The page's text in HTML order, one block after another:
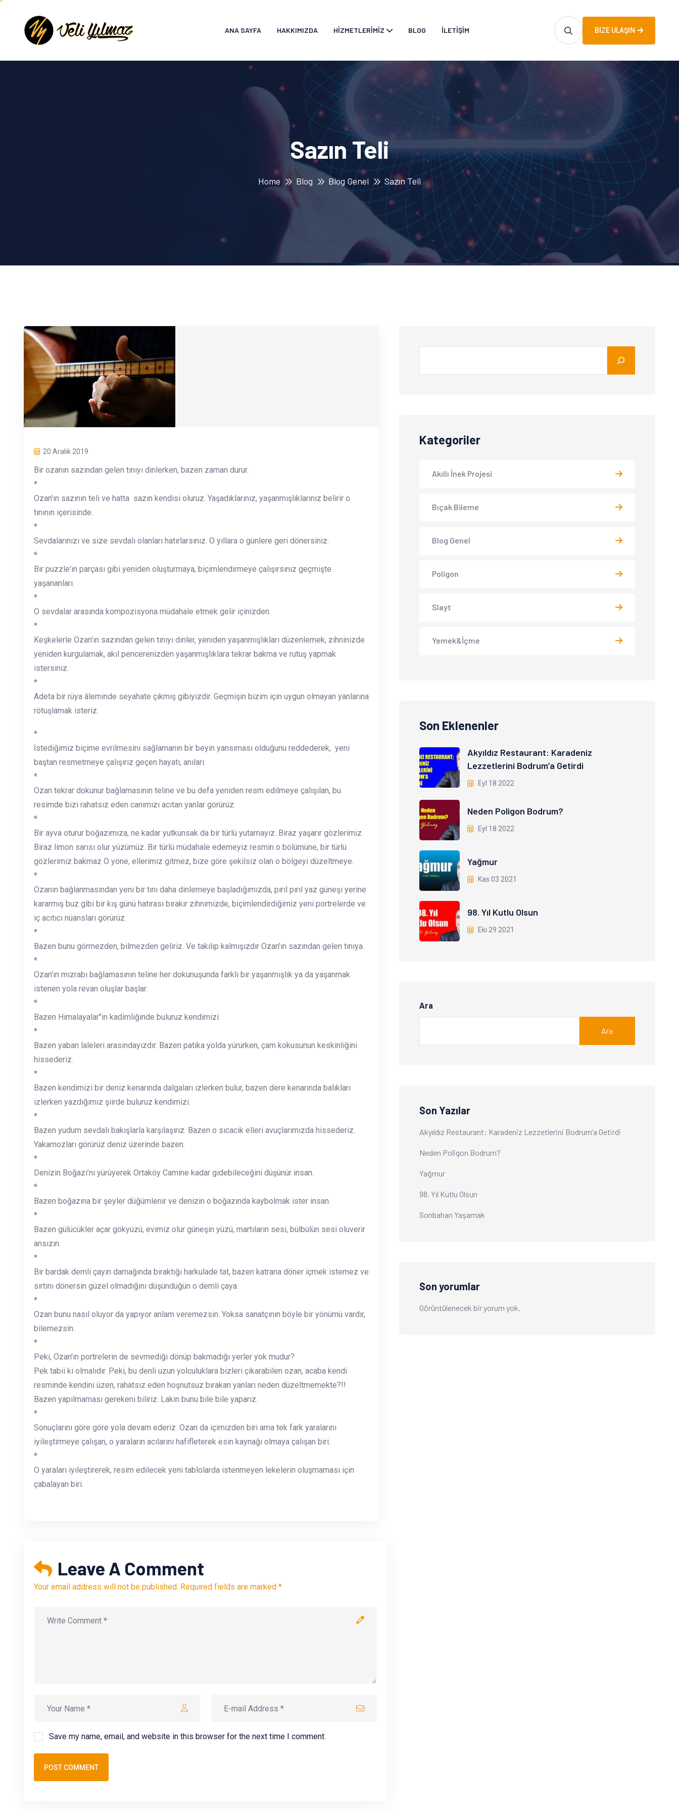
ANA SAYFA HAKKIMIZDA HIZMETLERIMIZ BLOG İLETIŞIM BIZE ULAŞIN
Sazın Teli
Home Blog Blog Genel Sazın Teli
20 Aralık 2019
Bir ozanın sazından gelen tınıyı dinlerken, bazen zaman durur.
*
Ozan'ın sazının teli ve hatta sazın kendisi oluruz. Yaşadıklarınız, yaşanmışlıklarınız belirir o
tınının içerisinde.
*
Sevdalarınızı ve size sevdalı olanları hatırlarsınız. O yıllara o günlere geri dönersiniz.
*
Bir puzzle'ın parçası gibi yeniden oluşturmaya, biçimlendirmeye çalışırsınız geçmişte
yaşananları.
*
O sevdalar arasında kompozisyona müdahale etmek gelir içinizden.
*
Keşkelerle Ozan'ın sazından gelen tınıyı dinler, yeniden yaşanmışlıkları düzenlemek, zihninizde
yeniden kurgulamak, akıl pencerenizden yaşanmışlıklara tekrar bakma ve rutuş yapmak
istersiniz.
*
Adeta bir rüya âleminde seyahate çıkmış gibiyizdir. Geçmişin bizim için uygun olmayan yanlarına
rötuşlamak isteriz.
*
İstediğimiz biçime evrilmesini sağlamanın bir beyin yansıması olduğunu reddederek, yeni
baştan resmetmeye çalışırız geçen hayatı, anıları.
*
Ozan tekrar dokunur bağlamasının teline ve bu defa yeniden resm edilmeye çalışılan, bu
resimde bizi rahatsız eden canımızı acıtan yanlar görürüz.
*
Bir ayva oturur boğazımıza, ne kadar yutkunsak da bir türlü yutamayız. Biraz yaşarır gözlerimiz.
Biraz limon sarısı olur yüzümüz. Bir türlü müdahale edemeyiz resmin o bölümüne, bir türlü
gözlerimiz bakmaz O yöne, ellerimiz gitmez, bize göre şekilsiz olan o bölgeyi düzeltmeye.
*
Ozanın bağlanmasından yeni bir tını daha dinlemeye başladığımızda, pırıl pırıl yaz güneşi yerine
kararmış buz gibi bir kış günü hatırası bırakır zihnimizde, biçimlendirdiğimiz yeni portrelerde ve
iç acıtıcı nüansları görürüz.
*
Bazen bunu görmezden, bilmezden geliriz. Ve takılıp kalmışızdır Ozan'ın sazından gelen tınıya.
*
Ozan'ın mızrabı bağlamasının teline her dokunuşunda farklı bir yaşanmışlık ya da yaşanmak
istenen yola revan oluşlar başlar.
*
Bazen Himalayalar"ın kadimliğinde buluruz kendimizi.
*
Bazen yaban laleleri arasındayızdır. Bazen patika yolda yürürken, çam kokusunun keskinliğini
hissederiz.
*
Bazen kendimizi bir deniz kenarında dalgaları izlerken bulur, bazen dere kenarında balıkları
izlerken yazdığımız şiirde buluruz kendimizi.
*
Bazen yudum sevdalı bakışlarla karşılaşırız. Bazen o sıcacık elleri avuçlarımızda hissederiz.
Yakamozları görürüz deniz üzerinde bazen.
*
Denizin Boğazı’nı yürüyerek Ortaköy Camine kadar gidebileceğini düşünür insan.
*
Bazen boğazına bir şeyler düğümlenir ve denizin o boğazında kaybolmak ister insan.
*
Bazen gülücükler açar gökyüzü, evimiz olur güneşin yüzü, martıların sesi, bülbülün sesi oluverir
ansızın.
*
Bir bardak demli çayın damağında bıraktığı harkulade tat, bazen katrana döner içmek istemez ve
sırtını dönersin güzel olmadığını düşündüğün o demli çaya.
*
Ozan bunu nasıl oluyor da yapıyor anlam veremezsin. Yoksa sanatçının böyle bir yönümü vardır,
bilemezsin.
*
Peki, Ozan'ın portrelerin de sevmediği dönüp bakmadığı yerler yok mudur?
Pek tabii ki olmalıdır. Peki, bu denli uzun yolculuklara bizleri çıkarabilen ozan, acaba kendi
resminde kendini üzen, rahatsız eden hoşnutsuz bırakan yanları neden düzeltmemekte?!!
Bazen yapılmaması gerekeni biliriz. Lakin bunu bile bile yaparız.
*
Sonuçlarını göre göre yola devam ederiz. Ozan da içimizden biri ama tek fark yaralarını
iyileştirmeye çalışan, o yaraların acılarını hafifleterek esin kaynağı olmaya çalışan biri.
*
O yaraları iyileştirerek, resim edilecek yeni tablolarda istenmeyen lekelerin oluşmaması için
çabalayan biri.
Leave A Comment
Your email address will not be published. Required fields are marked *
Save my name, email, and website in this browser for the next time I comment.
POST COMMENT
Kategoriler
Akıllı İnek Projesi
Bıçak Bileme
Blog Genel
Poligon
Slayt
Yemek&İçme
Son Eklenenler
Akyıldız Restaurant: Karadeniz
Lezzetlerini Bodrum’a Getirdi
Eyl 18 2022
Neden Poligon Bodrum?
Eyl 18 2022
Yağmur
Kas 03 2021
98. Yıl Kutlu Olsun
Eki 29 2021
Ara
Ara
Son Yazılar
Akyıldız Restaurant: Karadeniz Lezzetlerini Bodrum’a Getirdi
Neden Poligon Bodrum?
Yağmur
98. Yıl Kutlu Olsun
Sonbaharı Yaşamak
Son yorumlar
Görüntülenecek bir yorum yok.